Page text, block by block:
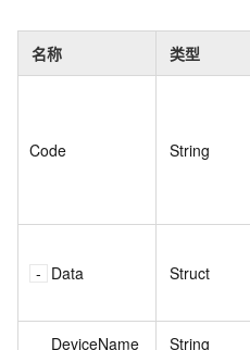
名称 类型
Code String
Data Struct
DeviceName String